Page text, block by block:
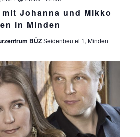
Johanna und Mikko
in Minden
BÜZSeidenbeutel 1, Minden